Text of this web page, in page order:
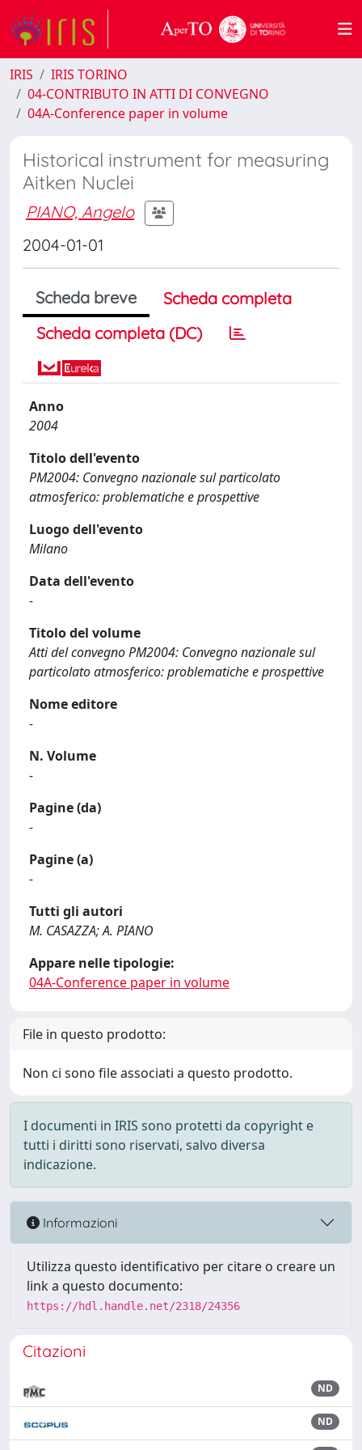
IRIS
IRIS TORINO
04-CONTRIBUTO IN ATTI DI CONVEGNO
04A-Conference paper in volume
Historical instrument for measuring
Aitken Nuclei
PIANO, Angelo
2004-01-01
Scheda breve
Scheda completa
Scheda completa (DC)
Anno
2004
Titolo dell'evento
PM2004: Convegno nazionale sul particolato
atmosferico: problematiche e prospettive
Luogo dell'evento
Milano
Data dell'evento
-
Titolo del volume
Atti del convegno PM2004: Convegno nazionale sul
particolato atmosferico: problematiche e prospettive
Nome editore
-
N. Volume
-
Pagine (da)
-
Pagine (a)
-
Tutti gli autori
M. CASAZZA; A. PIANO
Appare nelle tipologie:
04A-Conference paper in volume
File in questo prodotto:
Non ci sono file associati a questo prodotto.
I documenti in IRIS sono protetti da copyright e
tutti i diritti sono riservati, salvo diversa
indicazione.
Informazioni
Utilizza questo identificativo per citare o creare un
link a questo documento:
https://hdl.handle.net/2318/24356
Citazioni
ND
ND